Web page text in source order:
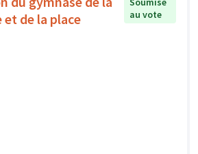
et de la place
au vote